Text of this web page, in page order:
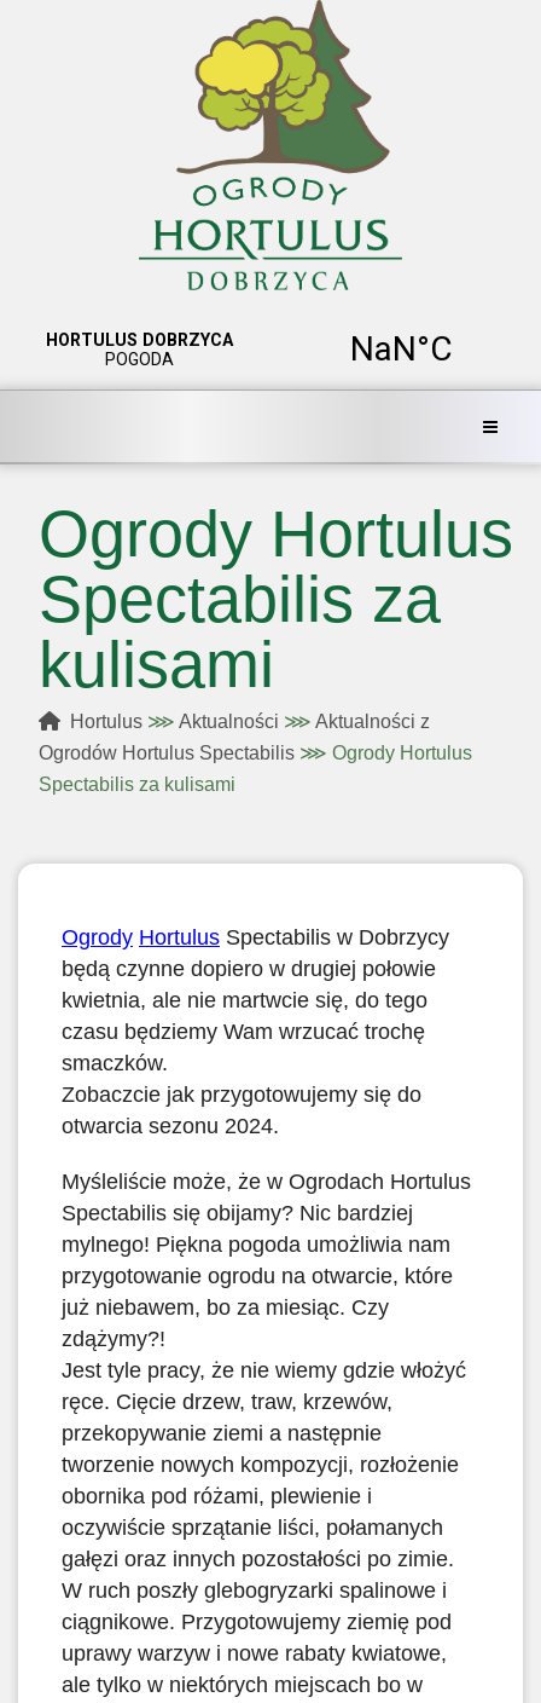
Ogrody Hortulus
Spectabilis za
kulisami
Hortulus ⋙ Aktualności ⋙ Aktualności z
Ogrodów Hortulus Spectabilis ⋙ Ogrody Hortulus
Spectabilis za kulisami
Ogrody Hortulus Spectabilis w Dobrzycy
będą czynne dopiero w drugiej połowie
kwietnia, ale nie martwcie się, do tego
czasu będziemy Wam wrzucać trochę
smaczków.
Zobaczcie jak przygotowujemy się do
otwarcia sezonu 2024.
Myśleliście może, że w Ogrodach Hortulus
Spectabilis się obijamy? Nic bardziej
mylnego! Piękna pogoda umożliwia nam
przygotowanie ogrodu na otwarcie, które
już niebawem, bo za miesiąc. Czy
zdążymy?!
Jest tyle pracy, że nie wiemy gdzie włożyć
ręce. Cięcie drzew, traw, krzewów,
przekopywanie ziemi a następnie
tworzenie nowych kompozycji, rozłożenie
obornika pod różami, plewienie i
oczywiście sprzątanie liści, połamanych
gałęzi oraz innych pozostałości po zimie.
W ruch poszły glebogryzarki spalinowe i
ciągnikowe. Przygotowujemy ziemię pod
uprawy warzyw i nowe rabaty kwiatowe,
ale tylko w niektórych miejscach bo w